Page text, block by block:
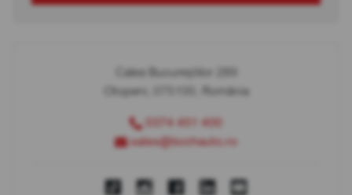
Calea Bucureștilor 289
Otopeni, 075100, România
0374 451 400
sales@bcchauto.ro